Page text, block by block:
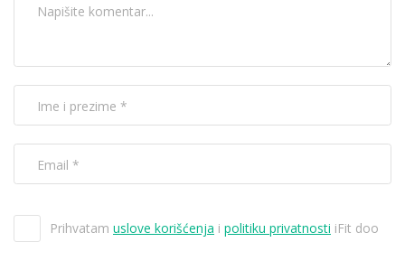
Prihvatam uslove korišćenja i politiku privatnosti iFit doo